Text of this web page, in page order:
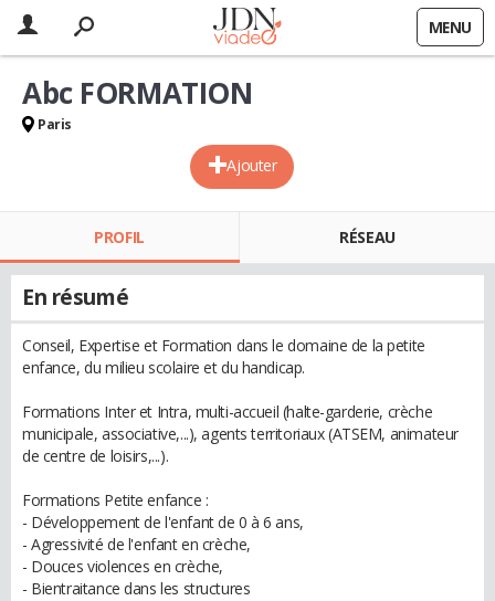
MENU
Ajouter
Abc FORMATION
Paris
PROFIL RÉSEAU
En résumé
Conseil, Expertise et Formation dans le domaine de la petite
enfance, du milieu scolaire et du handicap.
Formations Inter et Intra, multi-accueil (halte-garderie, crèche
municipale, associative,...), agents territoriaux (ATSEM, animateur
de centre de loisirs,...).
Formations Petite enfance :
- Développement de l'enfant de 0 à 6 ans,
- Agressivité de l'enfant en crèche,
- Douces violences en crèche,
- Bientraitance dans les structures